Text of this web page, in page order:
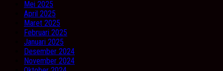
Mei 2025
April 2025
Maret 2025
Februari 2025
Januari 2025
Desember 2024
November 2024